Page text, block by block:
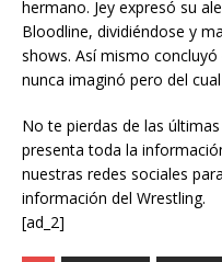
hermano. Jey expresó su
Bloodline, dividiéndose y
shows. Así mismo
nunca imaginó pero del
No te pierdas de las últimas
presenta toda la
nuestras redes sociales
información del Wrestling.
[ad_2]